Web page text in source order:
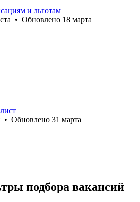
и льготам
• Обновлено 18 марта
• Обновлено 31 марта
подбора вакансий